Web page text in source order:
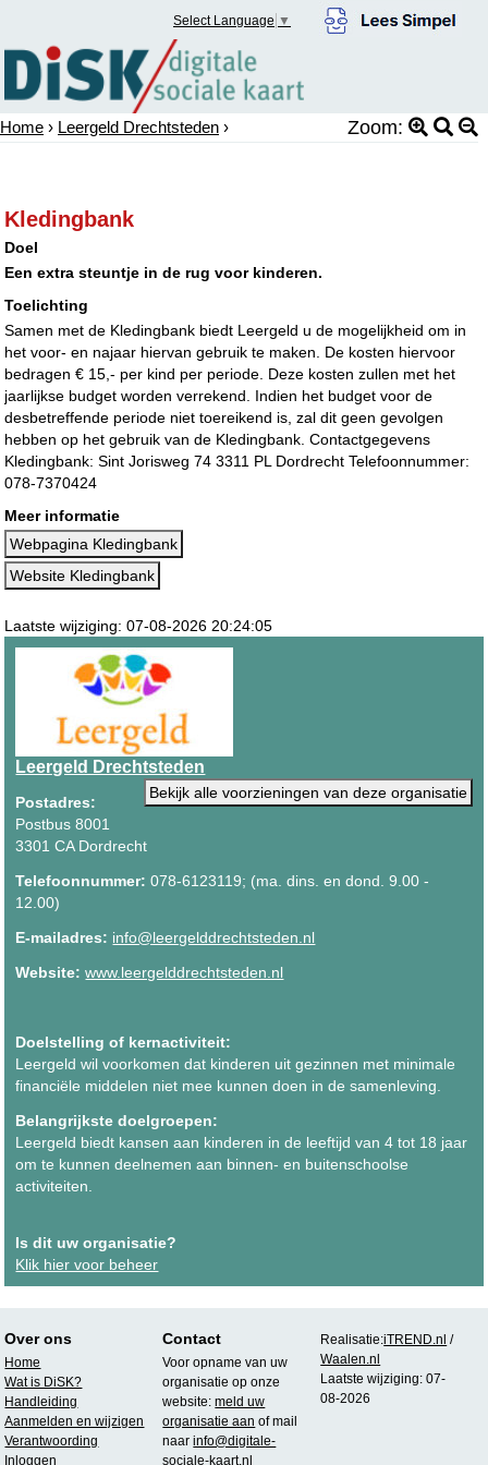
Select Language ▼
Home › Leergeld Drechtsteden › Zoom:
Kledingbank
Doel
Een extra steuntje in de rug voor kinderen.
Toelichting
Samen met de Kledingbank biedt Leergeld u de mogelijkheid om in
het voor- en najaar hiervan gebruik te maken. De kosten hiervoor
bedragen € 15,- per kind per periode. Deze kosten zullen met het
jaarlijkse budget worden verrekend. Indien het budget voor de
desbetreffende periode niet toereikend is, zal dit geen gevolgen
hebben op het gebruik van de Kledingbank. Contactgegevens
Kledingbank: Sint Jorisweg 74 3311 PL Dordrecht Telefoonnummer:
078-7370424
Meer informatie
Webpagina Kledingbank
Website Kledingbank
Laatste wijziging: 07-08-2026 20:24:05
Leergeld Drechtsteden
Bekijk alle voorzieningen van deze organisatie
Postadres:
Postbus 8001
3301 CA Dordrecht
Telefoonnummer: 078-6123119; (ma. dins. en dond. 9.00 -
12.00)
E-mailadres: info@leergelddrechtsteden.nl
Website: www.leergelddrechtsteden.nl
Doelstelling of kernactiviteit:
Leergeld wil voorkomen dat kinderen uit gezinnen met minimale
financiële middelen niet mee kunnen doen in de samenleving.
Belangrijkste doelgroepen:
Leergeld biedt kansen aan kinderen in de leeftijd van 4 tot 18 jaar
om te kunnen deelnemen aan binnen- en buitenschoolse
activiteiten.
Is dit uw organisatie?
Klik hier voor beheer
Over ons
Home
Wat is DiSK?
Handleiding
Aanmelden en wijzigen
Verantwoording
Inloggen
Contact
Voor opname van uw
organisatie op onze
website:meld uw
organisatie aan of mail
naarinfo@digitale-
sociale-kaart.nl
Realisatie:iTREND.nl /
Waalen.nl
Laatste wijziging: 07-
08-2026